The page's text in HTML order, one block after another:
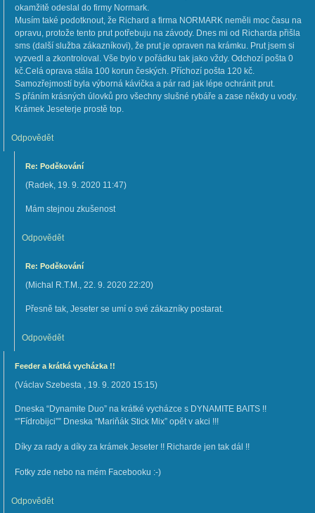
okamžitě odeslal do firmy Normark.
Musím také podotknout, že Richard a firma NORMARK neměli moc času na
opravu, protože tento prut potřebuju na závody. Dnes mi od Richarda přišla
sms (další služba zákazníkovi), že prut je opraven na krámku. Prut jsem si
vyzvedl a zkontroloval. Vše bylo v pořádku tak jako vždy. Odchozí pošta 0
kč.Celá oprava stála 100 korun českých. Příchozí pošta 120 kč.
Samozřejmostí byla výborná kávička a pár rad jak lépe ochránit prut.
S přáním krásných úlovků pro všechny slušné rybáře a zase někdy u vody.
Krámek Jeseterje prostě top.
Odpovědět
Re: Poděkování
(Radek, 19. 9. 2020 11:47)
Mám stejnou zkušenost
Odpovědět
Re: Poděkování
(Michal R.T.M., 22. 9. 2020 22:20)
Přesně tak, Jeseter se umí o své zákazníky postarat.
Odpovědět
Feeder a krátká vycházka !!
(Václav Szebesta , 19. 9. 2020 15:15)
Dneska “Dynamite Duo” na krátké vycházce s DYNAMITE BAITS !!
“”Fídrobijci”” Dneska “Mariňák Stick Mix” opět v akci !!!
Díky za rady a díky za krámek Jeseter !! Richarde jen tak dál !!
Fotky zde nebo na mém Facebooku :-)
Odpovědět